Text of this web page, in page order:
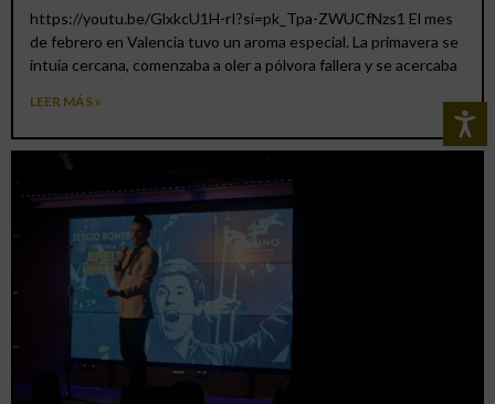
https://youtu.be/GlxkcU1H-rI?si=pk_Tpa-ZWUCfNzs1 El mes
de febrero en Valencia tuvo un aroma especial. La primavera se
intuía cercana, comenzaba a oler a pólvora fallera y se acercaba
LEER MÁS »